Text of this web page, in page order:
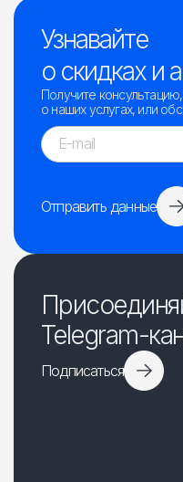
Узнавайте
о скидках и
Получите
о наших услугах, или
Отправить данные
Telegram-
Подписаться